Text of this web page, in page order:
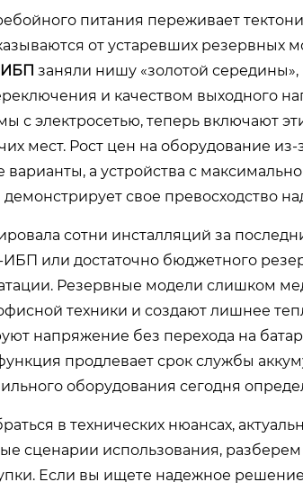
питания переживает
от устаревших
ИБП заняли нишу «золотой
и качеством выходного
с электросетью, теперь включают
мест. Рост цен на оборудование из-
варианты, а устройства с
свое превосходство
сотни инсталляций за
или достаточно бюджетного
Резервные модели слишком
техники и создают лишнее
напряжение без перехода на
продлевает срок службы
оборудования сегодня
в технических нюансах,
сценарии использования,
Если вы ищете надежное